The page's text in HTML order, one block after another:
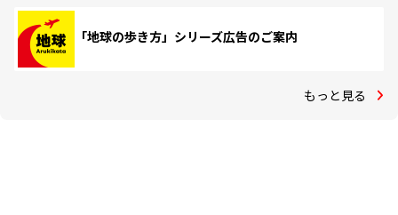
「地球の歩き方」シリーズ広告のご案内
もっと見る